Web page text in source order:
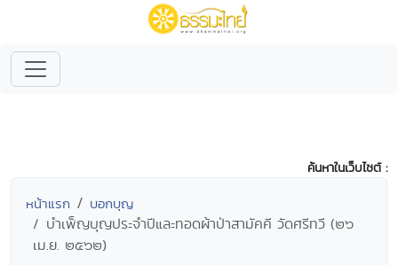
ค้นหาในเว็บไซต์ :
หน้าแรก บอกบุญ
บำเพ็ญบุญประจำปีและทอดผ้าป่าสามัคคี วัดศรีทวี (๒๖
เม.ย. ๒๕๖๒)